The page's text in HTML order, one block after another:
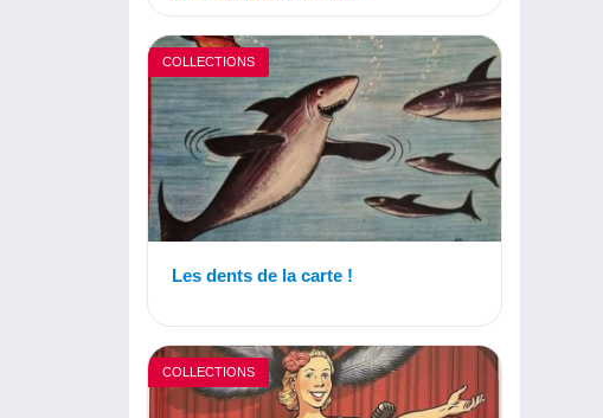
COLLECTIONS
Les dents de la carte !
COLLECTIONS